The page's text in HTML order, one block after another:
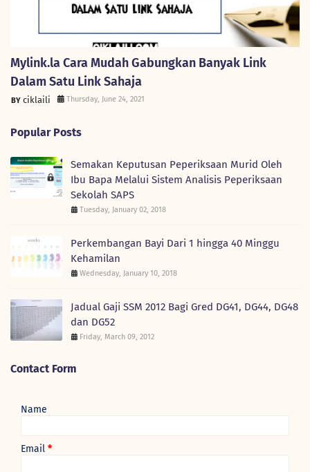
Mylink.la Cara Mudah Gabungkan Banyak Link
Dalam Satu Link Sahaja
ciklaili Thursday, June 24, 2021
Popular Posts
Semakan Keputusan Peperiksaan Murid Oleh
Ibu Bapa Melalui Sistem Analisis Peperiksaan
Sekolah SAPS
Tuesday, January 02, 2018
Perkembangan Bayi Dari 1 hingga 40 Minggu
Kehamilan
Wednesday, January 10, 2018
Jadual Gaji SSM 2012 Bagi Gred DG41, DG44, DG48
dan DG52
Friday, March 09, 2012
Contact Form
Name
Email *